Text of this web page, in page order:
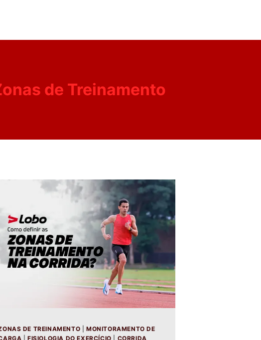
de Treinamento
DE TREINAMENTO |MONITORAMENTO DE
|FISIOLOGIA DO EXERCÍCIO CORRIDA